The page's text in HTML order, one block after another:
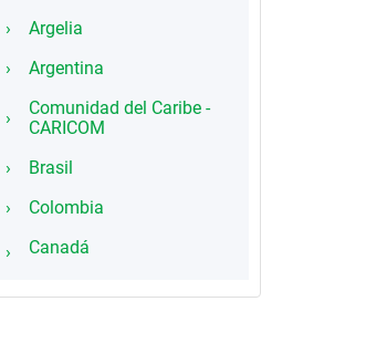
Argelia
Argentina
Comunidad del Caribe -
CARICOM
Brasil
Colombia
Canadá